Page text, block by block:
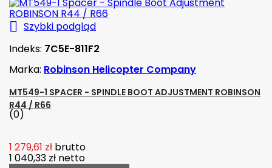
 Szybki podgląd
Indeks: 7C5E-811F2
Marka: Robinson Helicopter Company
MT549-1 SPACER - SPINDLE BOOT ADJUSTMENT ROBINSON
R44 / R66
(0)
1 279,61 zł brutto
1 040,33 zł netto